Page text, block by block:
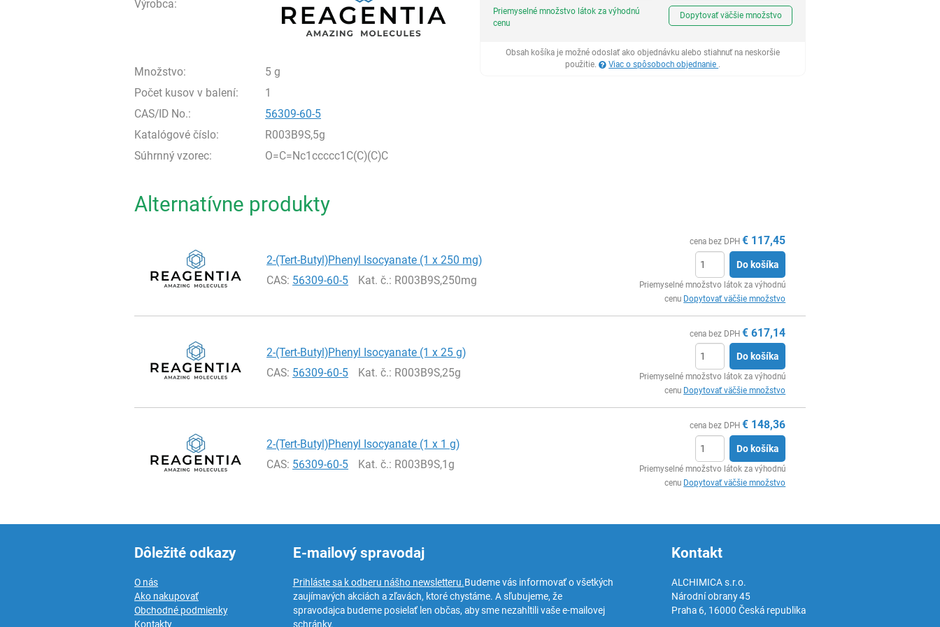
Výrobca:
Množstvo:
5 g
Počet kusov v balení:
1
CAS/ID No.:
56309-60-5
Katalógové číslo:
R003B9S,5g
Súhrnný vzorec:
O=C=Nc1ccccc1C(C)(C)C
Ks
Priemyselné množstvo látok za výhodnú
cenu
Dopytovať väčšie množstvo
Obsah košíka je možné odoslať ako objednávku alebo stiahnuť na neskoršie
použitie.
Viac o spôsoboch objednanie .
Alternatívne produkty
2-(Tert-Butyl)Phenyl Isocyanate (1 x 250 mg)
CAS: 56309-60-5 Kat. č.: R003B9S,250mg
cena bez DPH € 117,45
Do košíka
Priemyselné množstvo látok za výhodnú
cenu Dopytovať väčšie množstvo
2-(Tert-Butyl)Phenyl Isocyanate (1 x 25 g)
CAS: 56309-60-5 Kat. č.: R003B9S,25g
cena bez DPH € 617,14
Do košíka
Priemyselné množstvo látok za výhodnú
cenu Dopytovať väčšie množstvo
2-(Tert-Butyl)Phenyl Isocyanate (1 x 1 g)
CAS: 56309-60-5 Kat. č.: R003B9S,1g
cena bez DPH € 148,36
Do košíka
Priemyselné množstvo látok za výhodnú
cenu Dopytovať väčšie množstvo
Dôležité odkazy
O nás
Ako nakupovať
Obchodné podmienky
Kontakty
E-mailový spravodaj
Prihláste sa k odberu nášho newsletteru.Budeme vás informovať o všetkých
zaujímavých akciách a zľavách, ktoré chystáme. A sľubujeme, že
spravodajca budeme posielať len občas, aby sme nezahltili vaše e-mailovej
schránky.
Kontakt
ALCHIMICA s.r.o.
Národní obrany 45
Praha 6, 16000 Česká republika